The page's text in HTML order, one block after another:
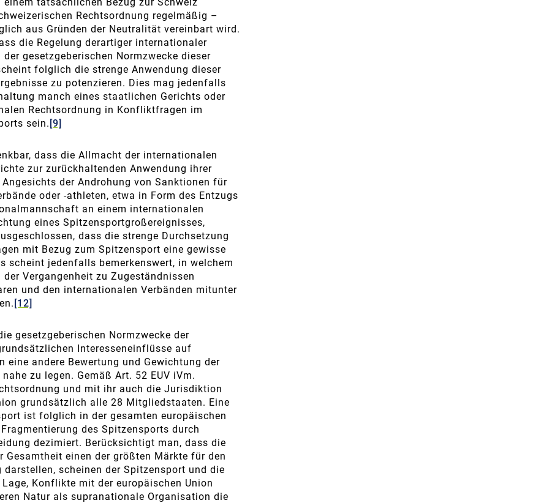
Rechtsordnung regelmäßig –
aus Gründen der Neutralität vereinbart wird.
die Regelung derartiger internationaler
gesetzgeberischen Normzwecke dieser
folglich die strenge Anwendung dieser
zu potenzieren. Dies mag jedenfalls
manch eines staatlichen Gerichts oder
Rechtsordnung in Konfliktfragen im
sein. [9]
dass die Allmacht der internationalen
zur zurückhaltenden Anwendung ihrer
Angesichts der Androhung von Sanktionen für
oder -athleten, etwa in Form des Entzugs
an einem internationalen
eines Spitzensportgroßereignisses,
dass die strenge Durchsetzung
mit Bezug zum Spitzensport eine gewisse
scheint jedenfalls bemerkenswert, in welchem
Vergangenheit zu Zugeständnissen
und den internationalen Verbänden mitunter
[12]
gesetzgeberischen Normzwecke der
Interesseneinflüsse auf
eine andere Bewertung und Gewichtung der
zu legen. Gemäß Art. 52 EUV iVm.
und mit ihr auch die Jurisdiktion
grundsätzlich alle 28 Mitgliedstaaten. Eine
ist folglich in der gesamten europäischen
des Spitzensports durch
dezimiert. Berücksichtigt man, dass die
einen der größten Märkte für den
scheinen der Spitzensport und die
Konflikte mit der europäischen Union
Natur als supranationale Organisation die